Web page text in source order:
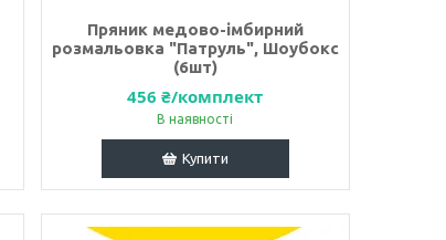
Пряник медово-імбирний
розмальовка "Патруль", Шоубокс
(6шт)
456 ₴/комплект
В наявності
Купити